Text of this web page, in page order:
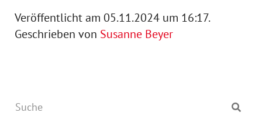
Veröffentlicht am 05.11.2024 um 16:17.
Geschrieben von Susanne Beyer